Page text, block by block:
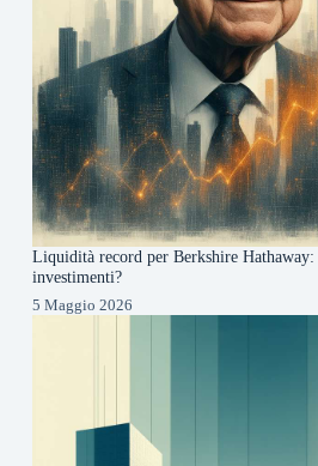
Liquidità record per Berkshire
investimenti?
5 Maggio 2026